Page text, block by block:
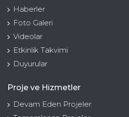
Haberler
Foto Galeri
Videolar
Etkinlik Takvimi
Duyurular
Proje ve Hizmetler
Devam Eden Projeler